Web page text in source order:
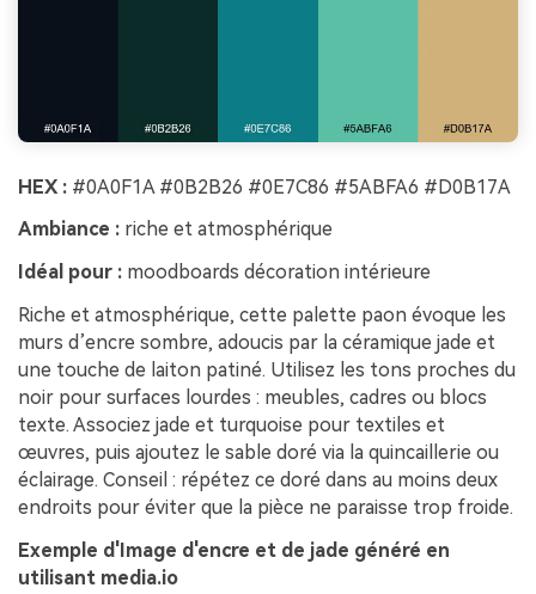
HEX : #0A0F1A #0B2B26 #0E7C86 #5ABFA6 #D0B17A
Ambiance : riche et atmosphérique
Idéal pour : moodboards décoration intérieure
Riche et atmosphérique, cette palette paon évoque les
murs d’encre sombre, adoucis par la céramique jade et
une touche de laiton patiné. Utilisez les tons proches du
noir pour surfaces lourdes : meubles, cadres ou blocs
texte. Associez jade et turquoise pour textiles et
œuvres, puis ajoutez le sable doré via la quincaillerie ou
éclairage. Conseil : répétez ce doré dans au moins deux
endroits pour éviter que la pièce ne paraisse trop froide.
Exemple d'Image d'encre et de jade généré en
utilisant media.io